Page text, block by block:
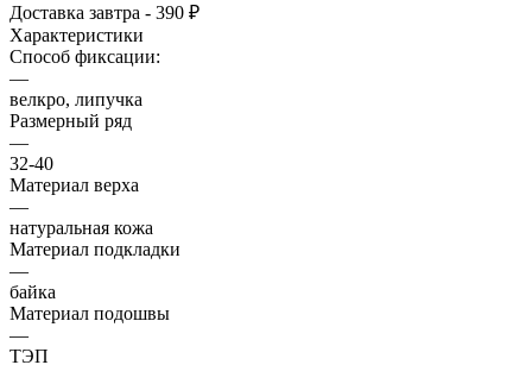
Доставка завтра - 390 ₽
Характеристики
Способ фиксации:
—
велкро, липучка
Размерный ряд
—
32-40
Материал верха
—
натуральная кожа
Материал подкладки
—
байка
Материал подошвы
—
ТЭП